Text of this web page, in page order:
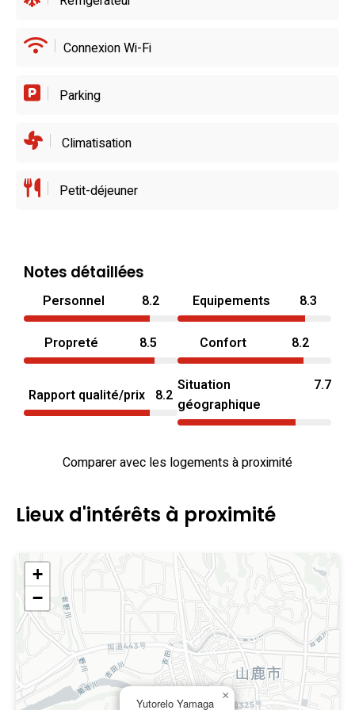
Connexion Wi-Fi
Parking
Climatisation
Petit-déjeuner
Notes détaillées
Personnel 8.2 Equipements 8.3
Propreté 8.5 Confort 8.2
Rapport qualité/prix 8.2
Situation
géographique
7.7
Comparer avec les logements à proximité
Lieux d'intérêts à proximité
Yutorelo Yamaga
×
+
−